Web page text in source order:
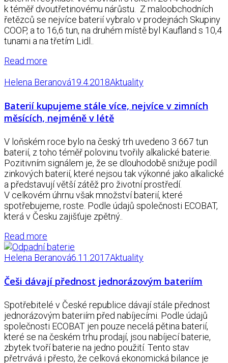
k téměř dvoutřetinovému nárůstu. Z maloobchodních
řetězců se nejvíce baterií vybralo v prodejnách Skupiny
COOP, a to 16,6 tun, na druhém místě byl Kaufland s 10,4
tunami a na třetím Lidl..
Read more
Helena Beranová19.4.2018Aktuality
Baterií kupujeme stále více, nejvíce v zimních
měsících, nejméně v létě
V loňském roce bylo na český trh uvedeno 3 667 tun
baterií, z toho téměř polovinu tvořily alkalické baterie.
Pozitivním signálem je, že se dlouhodobě snižuje podíl
zinkových baterií, které nejsou tak výkonné jako alkalické
a představují větší zátěž pro životní prostředí.
V celkovém úhrnu však množství baterií, které
spotřebujeme, roste. Podle údajů společnosti ECOBAT,
která v Česku zajišťuje zpětný..
Read more
Helena Beranová6.11.2017Aktuality
Češi dávají přednost jednorázovým bateriím
Spotřebitelé v České republice dávají stále přednost
jednorázovým bateriím před nabíjecími. Podle údajů
společnosti ECOBAT jen pouze necelá pětina baterií,
které se na českém trhu prodají, jsou nabíjecí baterie,
zbytek tvoří baterie na jedno použití. Tento stav
přetrvává i přesto, že celková ekonomická bilance je